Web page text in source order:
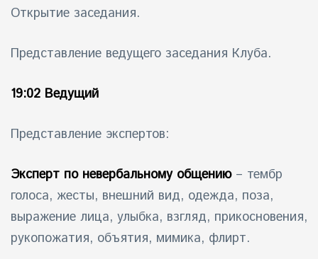
Открытие заседания.
Представление ведущего заседания Клуба.
19:02 Ведущий
Представление экспертов:
Эксперт по невербальному общению – тембр
голоса, жесты, внешний вид, одежда, поза,
выражение лица, улыбка, взгляд, прикосновения,
рукопожатия, объятия, мимика, флирт.